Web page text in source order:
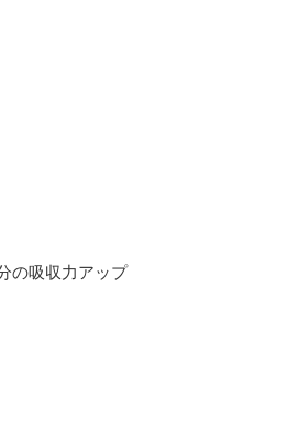
の吸収力アップ